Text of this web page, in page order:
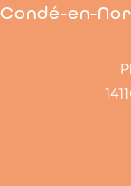
Condé-en-